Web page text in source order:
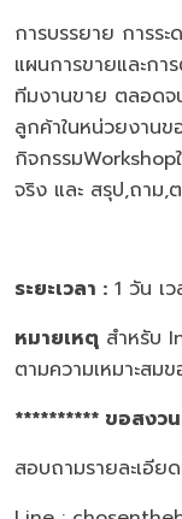
การบรรยาย การร
แผนการขายและกา
ทีมงานขาย ตลอดจ
ลูกค้าในหน่วยงานข
กิจกรรม
จริง และ สรุป,ถาม,
ระยะเวลา : 1 วัน เ
หมายเหตุ สำหรับ
ตามความเหมาะสม
********** ขอสงว
สอบถามรายละเอี